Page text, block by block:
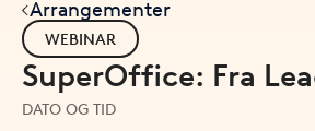
Arrangementer
WEBINAR
SuperOffice: Fra
DATO OG TID